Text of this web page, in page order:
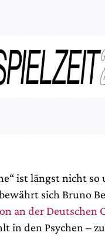
ist längst nicht
sich Bruno
an der Deutschen
in den Psychen –